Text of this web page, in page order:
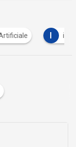
internet of things